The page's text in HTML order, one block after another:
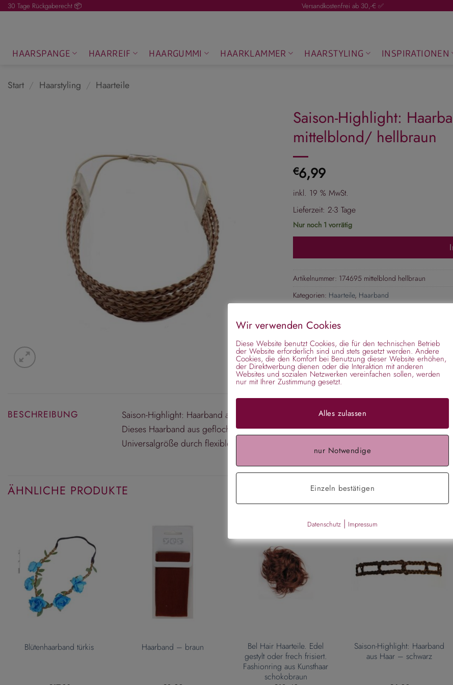
Zum30 Tage Rückgaberecht 📦 Versandkostenfrei ab 30,-€ ✅
HAARSPANGE HAARREIF HAARGUMMI HAARKLAMMER HAARSTYLING INSPIRATIONEN
Start / Haarstyling / Haarteile
Saison-Highlight:
mittelblond/ hellbraun
€6,99
inkl. 19 % MwSt.
Lieferzeit: 2-3 Tage
Nur noch 1 vorrätig
Artikelnummer: 174695 mittelblond hellbraun
Kategorien: Haarteile, Haarband
BESCHREIBUNG
Saison-Highlight: Haarband aus Haar – mehrreihig – mittelblond hellbraun. Wir freuen
Dieses Haarband aus geflochtenem Haar vierreihig ist ein absolutes Must-Have für
Universalgröße durch flexibles Gummi. Bitte wählen Sie Ihre Farbe aus:
ÄHNLICHE PRODUKTE
Blütenhaarband türkis Haarband – braun
Bel Hair Haarteile. Edel
gestylt oder frech frisiert.
Fashionring aus Kunsthaar
schokobraun
Saison-Highlight: Haarband
aus Haar – schwarz
Wir verwenden Cookies
Diese Website benutzt Cookies, die für den technischen Betrieb
der Website erforderlich sind und stets gesetzt werden. Andere
Cookies, die den Komfort bei Benutzung dieser Website erhöhen,
der Direktwerbung dienen oder die Interaktion mit anderen
Websites und sozialen Netzwerken vereinfachen sollen, werden
nur mit Ihrer Zustimmung gesetzt.
Alles zulassen
nur Notwendige
Einzeln bestätigen
Datenschutz | Impressum